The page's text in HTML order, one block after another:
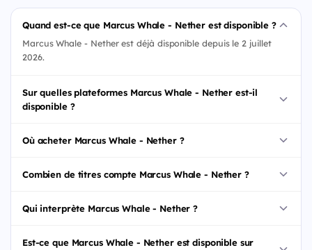
Quand est-ce que Marcus Whale - Nether est disponible ?
Marcus Whale - Nether est déjà disponible depuis le 2 juillet
2026.
Sur quelles plateformes Marcus Whale - Nether est-il
disponible ?
Où acheter Marcus Whale - Nether ?
Combien de titres compte Marcus Whale - Nether ?
Qui interprète Marcus Whale - Nether ?
Est-ce que Marcus Whale - Nether est disponible sur